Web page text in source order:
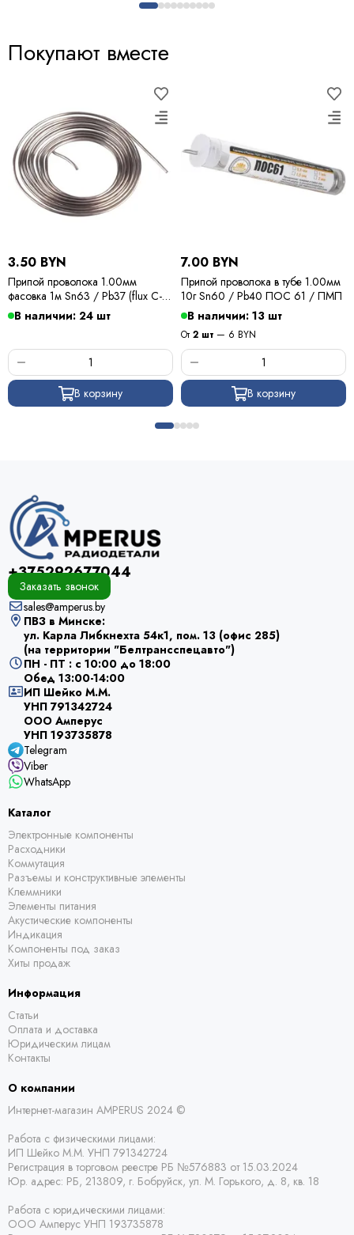
Покупают вместе
3.50 BYN
Припой проволока 1.00мм
фасовка 1м Sn63 / Pb37 (flux C-6)
ПОС 63 / Kewei
В наличии: 24 шт
В корзину
7.00 BYN
Припой проволока в тубе 1.00мм
10г Sn60 / Pb40 ПОС 61 / ПМП
В наличии: 13 шт
От2 шт — 6 BYN
В корзину
+375292677044
Заказать звонок
sales@amperus.by
ПВЗ в Минске:
ул. Карла Либкнехта 54к1, пом. 13 (офис 285)
(на территории "Белтрансспецавто")
ПН - ПТ : с 10:00 до 18:00
Обед 13:00-14:00
ИП Шейко М.М.
УНП 791342724
ООО Амперус
УНП 193735878
Telegram
Viber
WhatsApp
Каталог
Электронные компоненты
Расходники
Коммутация
Разъемы и конструктивные элементы
Клеммники
Элементы питания
Акустические компоненты
Индикация
Компоненты под заказ
Хиты продаж
Информация
Статьи
Оплата и доставка
Юридическим лицам
Контакты
О компании
Интернет-магазин AMPERUS 2024 ©
Работа с физическими лицами:
ИП Шейко М.М. УНП 791342724
Регистрация в торговом реестре РБ №576883 от 15.03.2024
Юр. адрес: РБ, 213809, г. Бобруйск, ул. М. Горького, д. 8, кв. 18
Работа с юридическими лицами:
ООО Амперус УНП 193735878